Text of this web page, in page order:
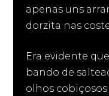
apenas uns
dorzita nas
Era evidente
bando de
olhos cobiçosos